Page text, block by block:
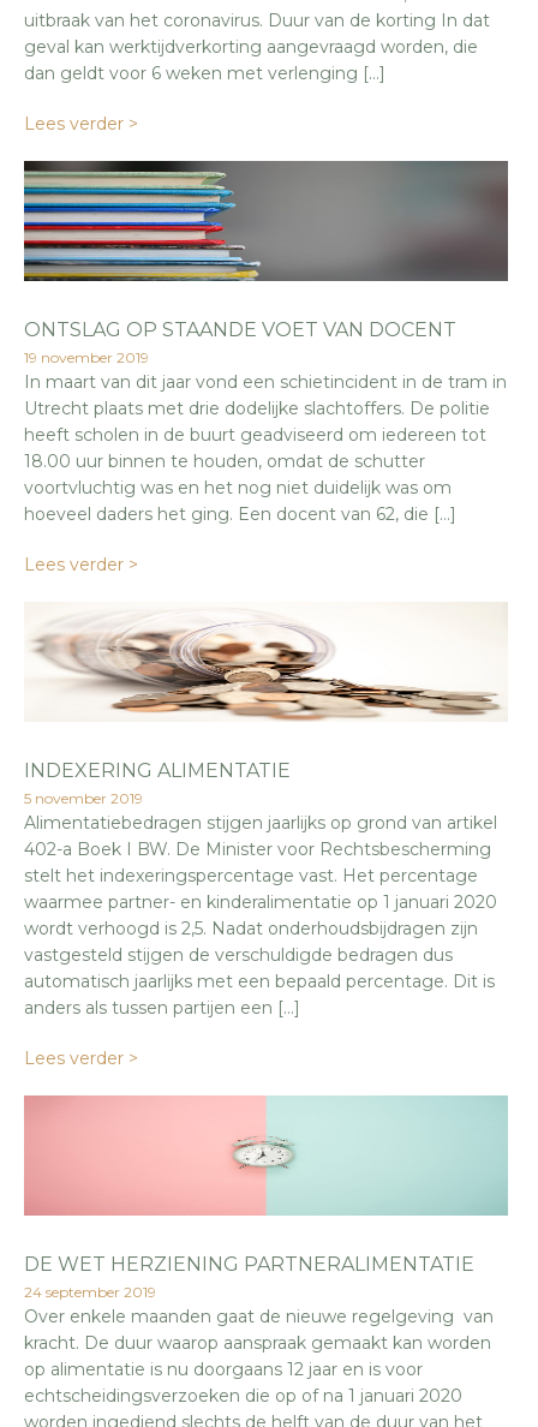
uitbraak van het coronavirus. Duur van de korting In dat
geval kan werktijdverkorting aangevraagd worden, die
dan geldt voor 6 weken met verlenging […]
Lees verder >
ONTSLAG OP STAANDE VOET VAN DOCENT
19 november 2019
In maart van dit jaar vond een schietincident in de tram in
Utrecht plaats met drie dodelijke slachtoffers. De politie
heeft scholen in de buurt geadviseerd om iedereen tot
18.00 uur binnen te houden, omdat de schutter
voortvluchtig was en het nog niet duidelijk was om
hoeveel daders het ging. Een docent van 62, die […]
Lees verder >
INDEXERING ALIMENTATIE
5 november 2019
Alimentatiebedragen stijgen jaarlijks op grond van artikel
402-a Boek I BW. De Minister voor Rechtsbescherming
stelt het indexeringspercentage vast. Het percentage
waarmee partner- en kinderalimentatie op 1 januari 2020
wordt verhoogd is 2,5. Nadat onderhoudsbijdragen zijn
vastgesteld stijgen de verschuldigde bedragen dus
automatisch jaarlijks met een bepaald percentage. Dit is
anders als tussen partijen een […]
Lees verder >
DE WET HERZIENING PARTNERALIMENTATIE
24 september 2019
Over enkele maanden gaat de nieuwe regelgeving van
kracht. De duur waarop aanspraak gemaakt kan worden
op alimentatie is nu doorgaans 12 jaar en is voor
echtscheidingsverzoeken die op of na 1 januari 2020
worden ingediend slechts de helft van de duur van het